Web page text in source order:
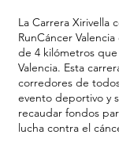
La Carrera Xirivella
RunCáncer
de 4 kilómetros
Valencia. Esta
corredores de
evento deportivo y
recaudar fondos
lucha contra el